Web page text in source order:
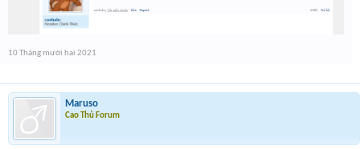
10 Tháng mười hai 2021
Maruso
Cao Thủ Forum